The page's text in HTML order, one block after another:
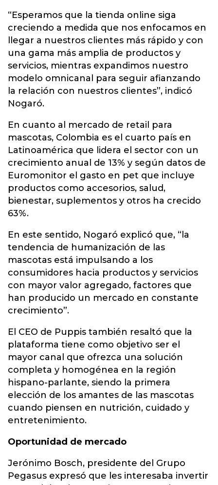
“Esperamos que la tienda online siga
creciendo a medida que nos enfocamos en
llegar a nuestros clientes más rápido y con
una gama más amplia de productos y
servicios, mientras expandimos nuestro
modelo omnicanal para seguir afianzando
la relación con nuestros clientes”, indicó
Nogaró.
En cuanto al mercado de retail para
mascotas, Colombia es el cuarto país en
Latinoamérica que lidera el sector con un
crecimiento anual de 13% y según datos de
Euromonitor el gasto en pet que incluye
productos como accesorios, salud,
bienestar, suplementos y otros ha crecido
63%.
En este sentido, Nogaró explicó que, “la
tendencia de humanización de las
mascotas está impulsando a los
consumidores hacia productos y servicios
con mayor valor agregado, factores que
han producido un mercado en constante
crecimiento”.
El CEO de Puppis también resaltó que la
plataforma tiene como objetivo ser el
mayor canal que ofrezca una solución
completa y homogénea en la región
hispano-parlante, siendo la primera
elección de los amantes de las mascotas
cuando piensen en nutrición, cuidado y
entretenimiento.
Oportunidad de mercado
Jerónimo Bosch, presidente del Grupo
Pegasus expresó que les interesaba invertir